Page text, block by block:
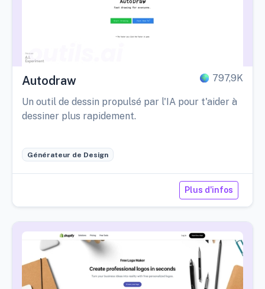
Autodraw 797,9K
Un outil de dessin propulsé par l'IA pour t'aider à
dessiner plus rapidement.
Générateur de Design
Plus d'infos